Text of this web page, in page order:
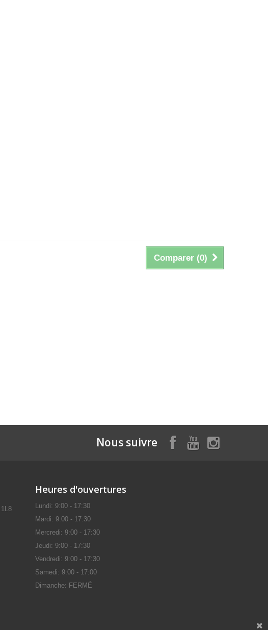
Comparer (0)
Nous suivre
Heures d'ouvertures
Lundi: 9:00 - 17:30
Mardi: 9:00 - 17:30
Mercredi: 9:00 - 17:30
Jeudi: 9:00 - 17:30
Vendredi: 9:00 - 17:30
Samedi: 9:00 - 17:00
Dimanche: FERMÉ